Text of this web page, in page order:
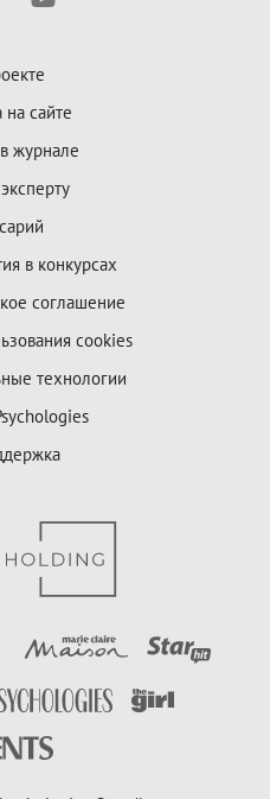
на сайте
журнале
в конкурсах
соглашение
cookies
технологии